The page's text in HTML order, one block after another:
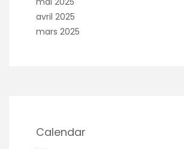
avril 2025
mars 2025
Calendar